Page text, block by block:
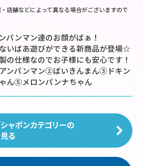
店舗などによって異なる場合がございますので
パンマン達のお顔がばぁ！
いばあ遊びができる新商品が登場☆
の仕様なのでお子様にも安心です！
ンパンマン②ばいきんまん③ドキン
ん⑤メロンパンナちゃん